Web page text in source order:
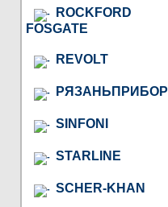
ROCKFORD
FOSGATE
REVOLT
РЯЗАНЬПРИБОР
SINFONI
STARLINE
SCHER-KHAN